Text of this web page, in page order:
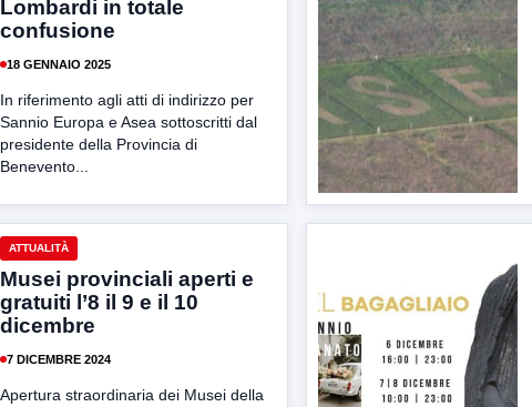
Lombardi in totale
confusione
18 GENNAIO 2025
In riferimento agli atti di indirizzo per
Sannio Europa e Asea sottoscritti dal
presidente della Provincia di
Benevento...
ATTUALITÀ
Musei provinciali aperti e
gratuiti l’8 il 9 e il 10
dicembre
7 DICEMBRE 2024
Apertura straordinaria dei Musei della